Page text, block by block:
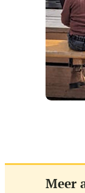
Meer